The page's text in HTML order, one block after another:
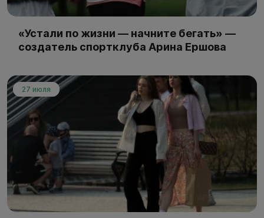
«Устали по жизни — начните бегать» —
создатель спортклуба Арина Ершова
27 июля